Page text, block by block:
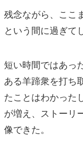
残念ながら、ここ
という間に過ぎて
短い時間ではあっ
ある羊蹄衆を打ち
たことはわかった
が増え、ストーリ
像できた。